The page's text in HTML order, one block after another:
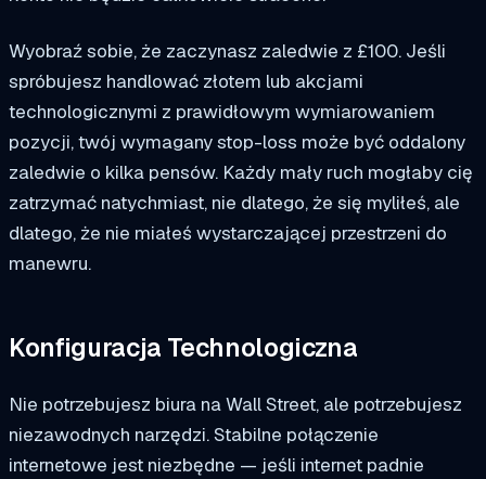
Wyobraź sobie, że zaczynasz zaledwie z £100. Jeśli
spróbujesz handlować złotem lub akcjami
technologicznymi z prawidłowym wymiarowaniem
pozycji, twój wymagany stop-loss może być oddalony
zaledwie o kilka pensów. Każdy mały ruch mogłaby cię
zatrzymać natychmiast, nie dlatego, że się myliłeś, ale
dlatego, że nie miałeś wystarczającej przestrzeni do
manewru.
Konfiguracja Technologiczna
Nie potrzebujesz biura na Wall Street, ale potrzebujesz
niezawodnych narzędzi. Stabilne połączenie
internetowe jest niezbędne — jeśli internet padnie